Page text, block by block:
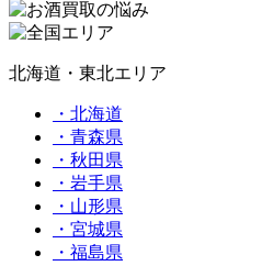
北海道・東北エリア
・北海道
・青森県
・秋田県
・岩手県
・山形県
・宮城県
・福島県